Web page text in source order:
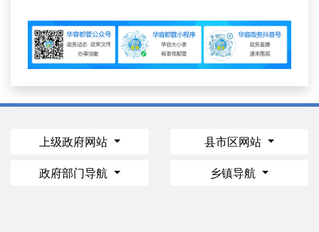
上级政府网站 县市区网站
政府部门导航 乡镇导航